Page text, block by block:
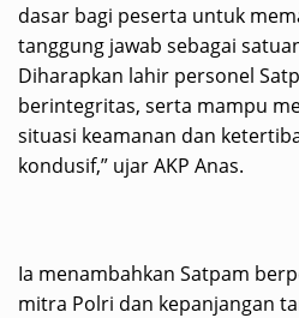
dasar bagi peserta untuk
tanggung jawab sebagai
Diharapkan lahir personel
berintegritas, serta mampu
situasi keamanan dan
kondusif,” ujar AKP Anas.
Ia menambahkan Satpam
mitra Polri dan kepanjangan